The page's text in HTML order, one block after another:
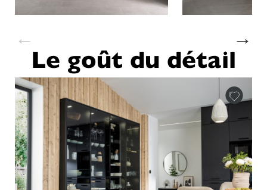
← →
Le goût du détail